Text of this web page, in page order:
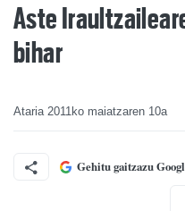
Aste
bihar
Ataria 2011ko maiatzaren 10a
Gehitu gaitzazu